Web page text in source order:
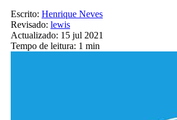
Escrito: Henrique Neves
Revisado: lewis
Actualizado: 15 jul 2021
Tempo de leitura: 1 min